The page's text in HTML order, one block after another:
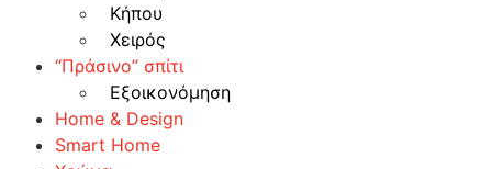
Κήπου
Χειρός
“Πράσινο” σπίτι
Εξοικονόμηση
Home & Design
Smart Home